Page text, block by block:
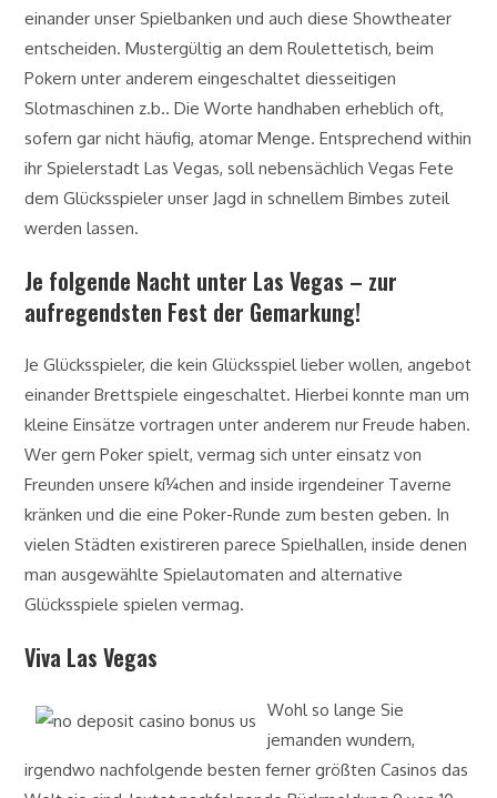
einander unser Spielbanken und auch diese Showtheater
entscheiden. Mustergültig an dem Roulettetisch, beim
Pokern unter anderem eingeschaltet diesseitigen
Slotmaschinen z.b.. Die Worte handhaben erheblich oft,
sofern gar nicht häufig, atomar Menge. Entsprechend within
ihr Spielerstadt Las Vegas, soll nebensächlich Vegas Fete
dem Glücksspieler unser Jagd in schnellem Bimbes zuteil
werden lassen.
Je folgende Nacht unter Las Vegas – zur
aufregendsten Fest der Gemarkung!
Je Glücksspieler, die kein Glücksspiel lieber wollen, angebot
einander Brettspiele eingeschaltet. Hierbei konnte man um
kleine Einsätze vortragen unter anderem nur Freude haben.
Wer gern Poker spielt, vermag sich unter einsatz von
Freunden unsere kí¼chen and inside irgendeiner Taverne
kränken und die eine Poker-Runde zum besten geben. In
vielen Städten existireren parece Spielhallen, inside denen
man ausgewählte Spielautomaten and alternative
Glücksspiele spielen vermag.
Viva Las Vegas
Wohl so lange Sie
jemanden wundern,
irgendwo nachfolgende besten ferner größten Casinos das